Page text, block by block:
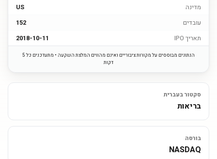
מדינה
US
עובדים
152
תאריך IPO
2018-10-11
הנתונים מבוססים על מקורות ציבוריים ואינם מהווים המלצת השקעה • מתעדכנים כל 5
דקות
סקטור בעברית
בריאות
בורסה
NASDAQ